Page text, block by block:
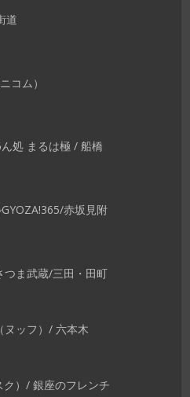
道
コム）
処 まるは極 / 船橋
赤坂見附
つま武蔵/三田・田町
ッフ）/ 六本木
ク）/ 銀座のフレンチ